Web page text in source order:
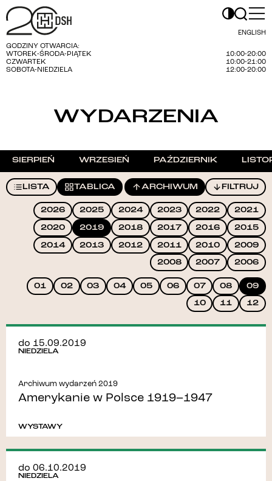
ENGLISH
GODZINY OTWARCIA:
WTOREK-ŚRODA-PIĄTEK
10:00-20:00
CZWARTEK
10:00-21:00
SOBOTA-NIEDZIELA
12:00-20:00
WYDARZENIA
SIERPIEŃ WRZESIEŃ PAŹDZIERNIK
LISTA TABLICA ARCHIWUM FILTRUJ
2026 2025 2024 2023 2022
2021
2020
2019 2018 2017 2016
2015
2014
2013 2012 2011 2010
2009
2008
2007 2006
01 02 03 04 05 06 07 08
09
10
11 12
do 15.09.2019
NIEDZIELA
Archiwum wydarzeń 2019
Amerykanie w Polsce 1919–1947
WYSTAWY
do 06.10.2019
NIEDZIELA